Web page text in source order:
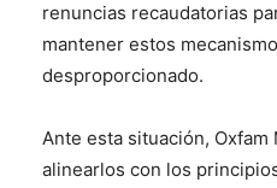
renuncias recaudatorias
mantener estos
desproporcionado.
Ante esta situación,
alinearlos con los